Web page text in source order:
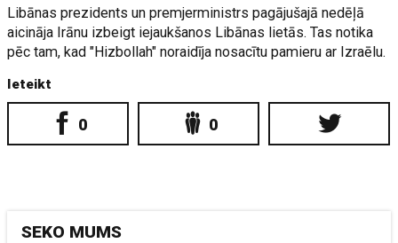
Libānas prezidents un premjerministrs pagājušajā nedēļā
aicināja Irānu izbeigt iejaukšanos Libānas lietās. Tas notika
pēc tam, kad "Hizbollah" noraidīja nosacītu pamieru ar Izraēlu.
Ieteikt
0 0
SEKO MUMS